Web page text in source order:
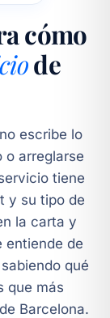
cómo
de
escribe lo
o arreglarse
tiene
y su tipo de
la carta y
entiende de
qué
que más
Barcelona.